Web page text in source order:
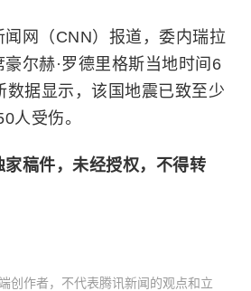
网（CNN）报道，委内瑞拉
尔赫·罗德里格斯当地时间6
数据显示，该国地震已致至少
人受伤。
稿件，未经授权，不得转
创作者，不代表腾讯新闻的观点和立